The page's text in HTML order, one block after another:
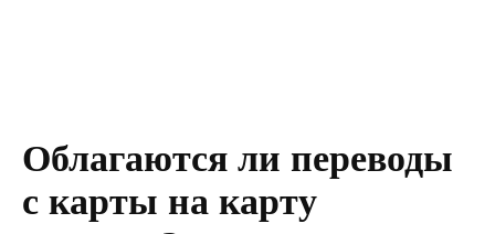
Облагаются ли переводы
с карты на карту